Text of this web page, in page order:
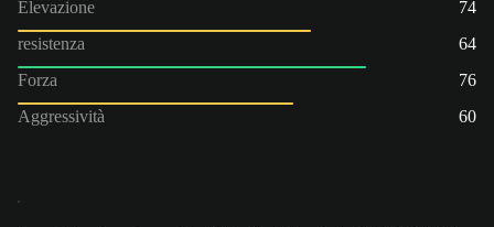
Elevazione
74
resistenza
64
Forza
76
Aggressività
60